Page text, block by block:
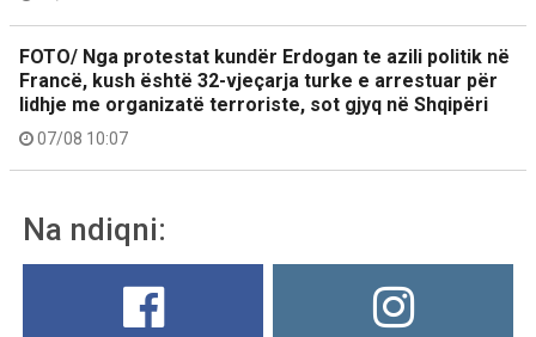
FOTO/ Nga protestat kundër Erdogan te azili politik në
Francë, kush është 32-vjeçarja turke e arrestuar për
lidhje me organizatë terroriste, sot gjyq në Shqipëri
07/08 10:07
Na ndiqni: